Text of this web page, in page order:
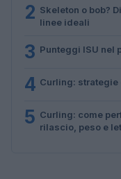
2 Skeleton o bob?
linee ideali
3 Punteggi ISU nel
4 Curling:
5 Curling: come
rilascio, peso e